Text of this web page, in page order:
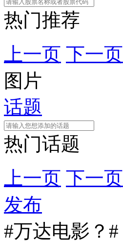
热门推荐
上一页 下一页
图片
话题
热门话题
上一页 下一页
发布
#万达电影？#